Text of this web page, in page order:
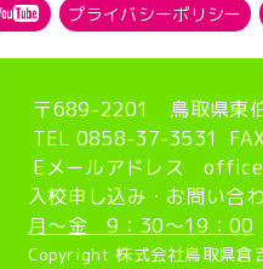
プライバシーポリシー
〒689-2201 鳥取県東
TEL 0858-37-3531
Eメールアドレス
入校申し込み・お問い合
月～金 9：30～19：00
Copyright 株式会社鳥取県